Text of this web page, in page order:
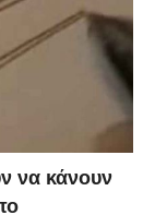
να κάνουν